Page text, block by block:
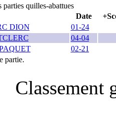
parties quilles-abattues
Date
DION
01-24
04-04
02-21
partie.
Classement